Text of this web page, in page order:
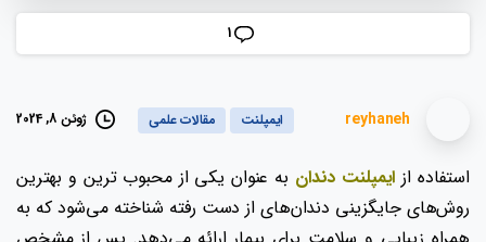
1
reyhaneh ایمپلنت مقالات علمی ژوئن 8, 2024
استفاده از ایمپلنت دندان به عنوان یکی از محبوب ‌ترین و بهترین
روش‌های جایگزینی دندان‌های از دست رفته شناخته می‌شود که به